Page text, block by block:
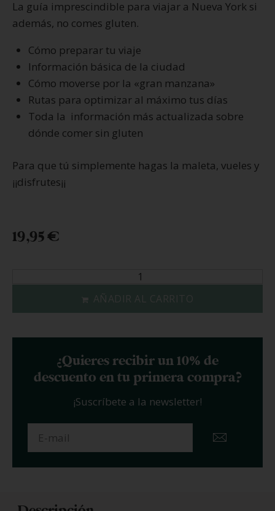
La guía imprescindible para viajar a Nueva York si
además, no comes gluten.
Cómo preparar tu viaje
Información básica de la ciudad
Cómo moverse por la «gran manzana»
Rutas para optimizar al máximo tus días
Toda la información más actualizada sobre
dónde comer sin gluten
Para que tú simplemente hagas la maleta, vueles y
¡¡disfrutes¡¡
19,95€
AÑADIR AL CARRITO
¿Quieres recibir un 10% de
descuento en tu primera compra?
¡Suscríbete a la newsletter!